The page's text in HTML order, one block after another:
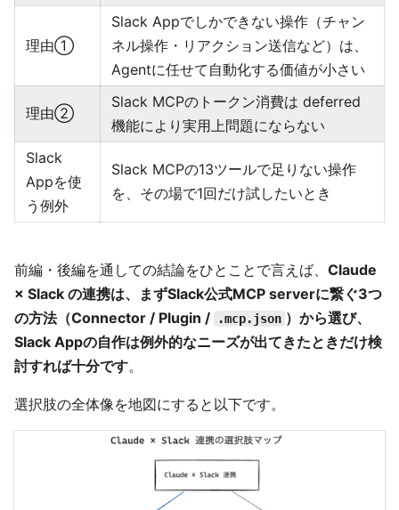
理由①
Slack Appでしかできない操作（チャン
ネル操作・リアクション送信など）は、
Agentに任せて自動化する価値が小さい
理由②
Slack MCPのトークン消費は deferred
機能により実用上問題にならない
Slack
Appを使
う例外
Slack MCPの13ツールで足りない操作
を、その場で1回だけ試したいとき
前編・後編を通しての結論をひとことで言えば、 Claude
× Slack の連携は、まずSlack公式MCP serverに繋ぐ3つ
の方法（Connector / Plugin /
.mcp.json ）から選び、
Slack Appの自作は例外的なニーズが出てきたときだけ検
討すれば十分です。
選択肢の全体像を地図にすると以下です。